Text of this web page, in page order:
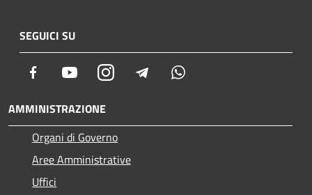
SEGUICI SU
Facebook YoutubeInstagram Telegram
AMMINISTRAZIONE
Organi di Governo
Aree Amministrative
Uffici